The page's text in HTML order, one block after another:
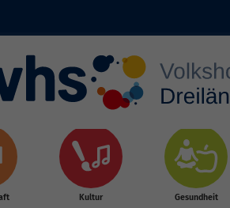
Kultur Gesundheit